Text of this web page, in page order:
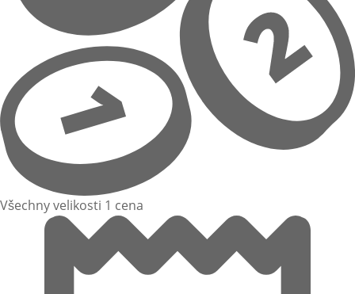
Všechny velikosti 1 cena